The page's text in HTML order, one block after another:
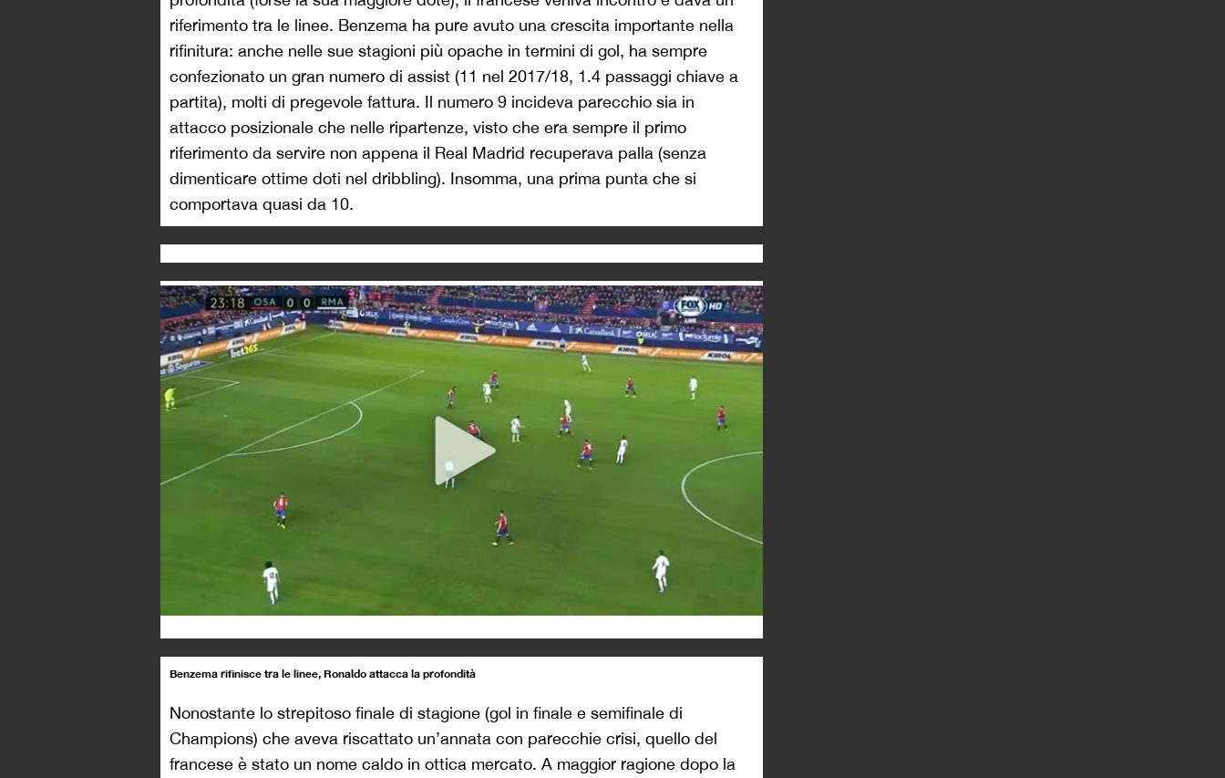
riferimento tra le linee. Benzema ha pure avuto una crescita importante nella
rifinitura: anche nelle sue stagioni più opache in termini di gol, ha sempre
confezionato un gran numero di assist (11 nel 2017/18, 1.4 passaggi chiave a
partita), molti di pregevole fattura. Il numero 9 incideva parecchio sia in
attacco posizionale che nelle ripartenze, visto che era sempre il primo
riferimento da servire non appena il Real Madrid recuperava palla (senza
dimenticare ottime doti nel dribbling). Insomma, una prima punta che si
comportava quasi da 10.
Benzema rifinisce tra le linee, Ronaldo attacca la profondità
Nonostante lo strepitoso finale di stagione (gol in finale e semifinale di
Champions) che aveva riscattato un’annata con parecchie crisi, quello del
francese è stato un nome caldo in ottica mercato. A maggior ragione dopo la